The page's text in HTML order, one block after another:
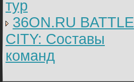
тур
36ON.RU BATTLE
CITY: Составы
команд